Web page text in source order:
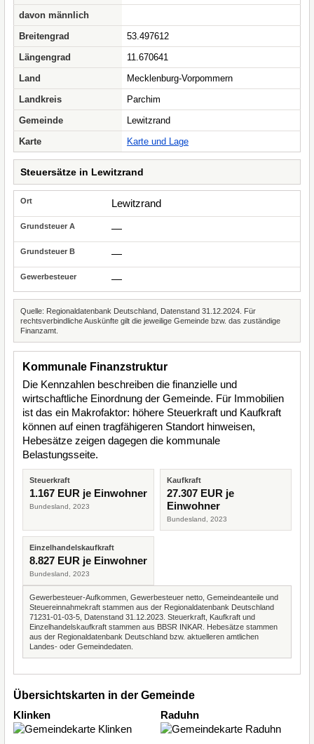
davon männlich
Breitengrad
53.497612
Längengrad
11.670641
Land
Mecklenburg-Vorpommern
Landkreis
Parchim
Gemeinde
Lewitzrand
Karte
Karte und Lage
Steuersätze in Lewitzrand
Lewitzrand
—
—
—
Quelle: Regionaldatenbank Deutschland, Datenstand 31.12.2024. Für
rechtsverbindliche Auskünfte gilt die jeweilige Gemeinde bzw. das zuständige
Finanzamt.
Kommunale Finanzstruktur
Die Kennzahlen beschreiben die finanzielle und
wirtschaftliche Einordnung der Gemeinde. Für Immobilien
ist das ein Makrofaktor: höhere Steuerkraft und Kaufkraft
können auf einen tragfähigeren Standort hinweisen,
Hebesätze zeigen dagegen die kommunale
Belastungsseite.
Steuerkraft
1.167 EUR je Einwohner
Bundesland, 2023
Kaufkraft
27.307 EUR je
Einwohner
Bundesland, 2023
Einzelhandelskaufkraft
8.827 EUR je Einwohner
Bundesland, 2023
Gewerbesteuer-Aufkommen, Gewerbesteuer netto, Gemeindeanteile und
Steuereinnahmekraft stammen aus der Regionaldatenbank Deutschland
71231-01-03-5, Datenstand 31.12.2023. Steuerkraft, Kaufkraft und
Einzelhandelskaufkraft stammen aus BBSR INKAR. Hebesätze stammen
aus der Regionaldatenbank Deutschland bzw. aktuelleren amtlichen
Landes- oder Gemeindedaten.
Übersichtskarten in der Gemeinde
Klinken
Raduhn